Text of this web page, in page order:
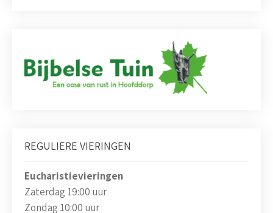
REGULIERE VIERINGEN
Eucharistievieringen
Zaterdag 19:00 uur
Zondag 10:00 uur